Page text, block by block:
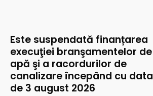
Este suspendată finanțarea
execuţiei branşamentelor de
apă şi a racordurilor de
canalizare începând cu data
de 3 august 2026